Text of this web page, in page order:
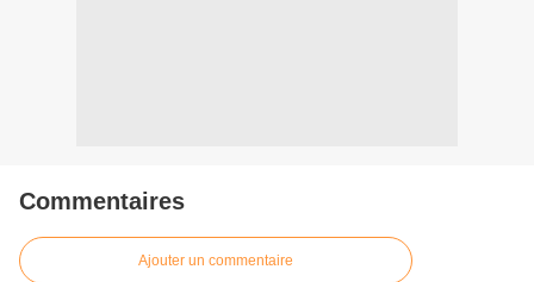
Commentaires
Ajouter un commentaire